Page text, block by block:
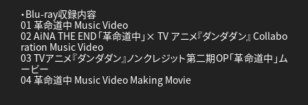
・Blu-ray収録内容
01 革命道中 Music Video
02 AiNA THE END「革命道中」× TV アニメ『ダンダダン』 Collabo
ration Music Video
03 TVアニメ『ダンダダン』ノンクレジット第二期OP「革命道中」ム
ービー
04 革命道中 Music Video Making Movie